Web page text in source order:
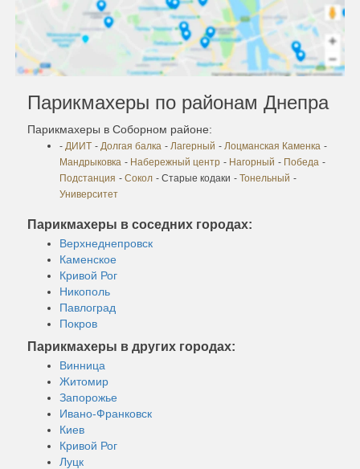
Парикмахеры по районам Днепра
Парикмахеры в Соборном районе:
- ДИИТ - Долгая балка - Лагерный - Лоцманская Каменка -
Мандрыковка - Набережный центр - Нагорный - Победа -
Подстанция - Сокол - Старые кодаки - Тонельный -
Университет
Парикмахеры в соседних городах:
Верхнеднепровск
Каменское
Кривой Рог
Никополь
Павлоград
Покров
Парикмахеры в других городах:
Винница
Житомир
Запорожье
Ивано-Франковск
Киев
Кривой Рог
Луцк